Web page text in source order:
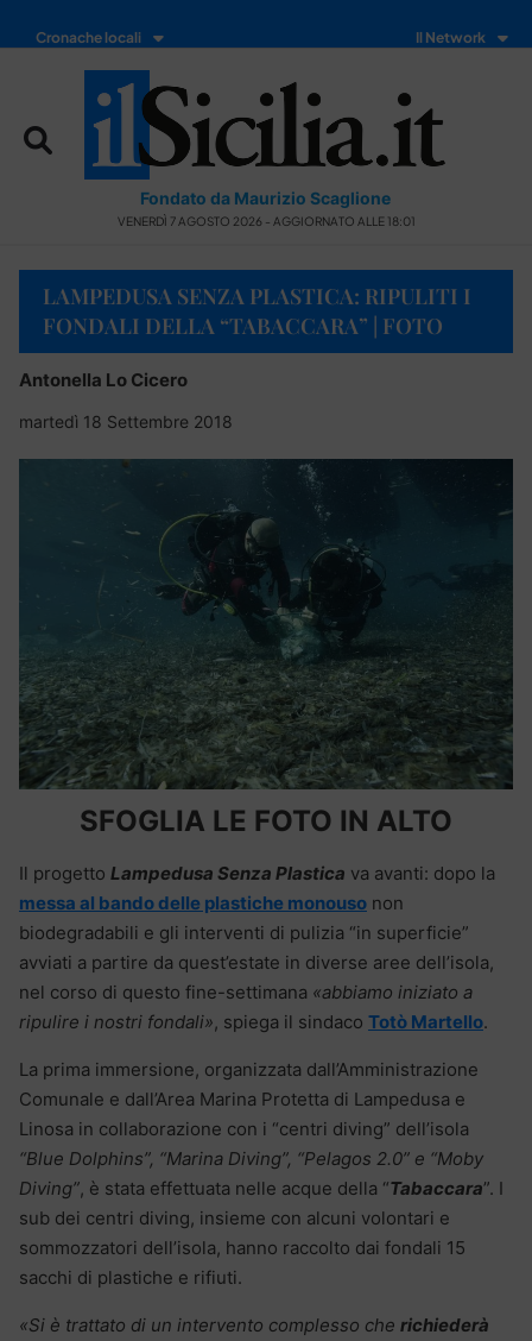
Cronache locali Il Network
Fondato da Maurizio Scaglione
VENERDÌ 7 AGOSTO 2026 - AGGIORNATO ALLE 18:01
LAMPEDUSA SENZA PLASTICA: RIPULITI I
FONDALI DELLA “TABACCARA” | FOTO
Antonella Lo Cicero
martedì 18 Settembre 2018
SFOGLIA LE FOTO IN ALTO
Il progetto Lampedusa Senza Plastica va avanti: dopo la
messa al bando delle plastiche monouso non
biodegradabili e gli interventi di pulizia “in superficie”
avviati a partire da quest’estate in diverse aree dell’isola,
nel corso di questo fine-settimana «abbiamo iniziato a
ripulire i nostri fondali», spiega il sindaco Totò Martello.
La prima immersione, organizzata dall’Amministrazione
Comunale e dall’Area Marina Protetta di Lampedusa e
Linosa in collaborazione con i “centri diving” dell’isola
“Blue Dolphins”, “Marina Diving”, “Pelagos 2.0” e “Moby
Diving”, è stata effettuata nelle acque della “Tabaccara”. I
sub dei centri diving, insieme con alcuni volontari e
sommozzatori dell’isola, hanno raccolto dai fondali 15
sacchi di plastiche e rifiuti.
«Si è trattato di un intervento complesso che richiederà